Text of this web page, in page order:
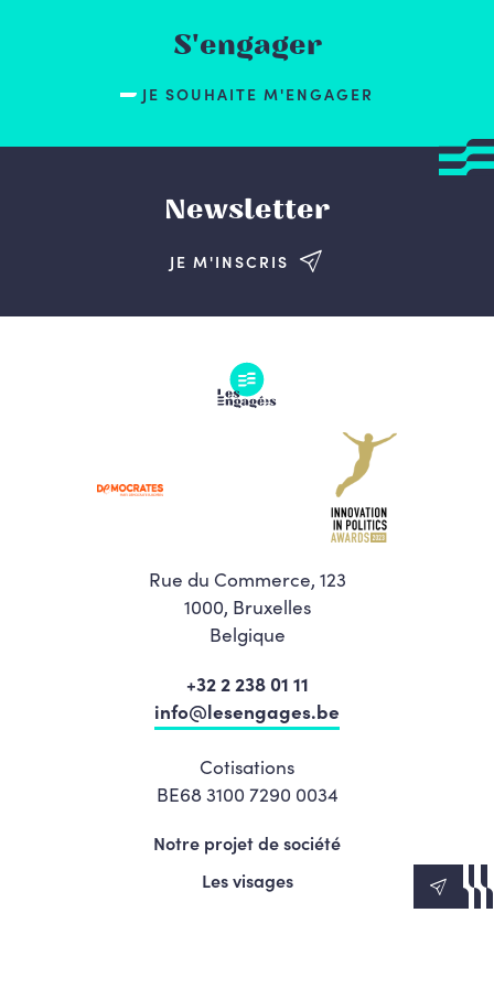
S'engager
JE SOUHAITE M'ENGAGER
Newsletter
JE M'INSCRIS
Rue du Commerce, 123
1000, Bruxelles
Belgique
+32 2 238 01 11
info@lesengages.be
Cotisations
BE68 3100 7290 0034
Notre projet de société
Les visages